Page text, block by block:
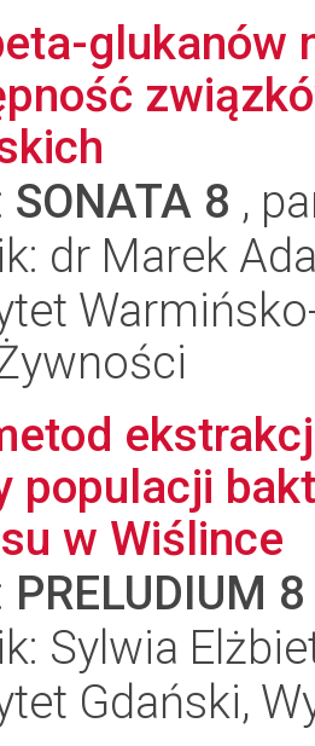
glukanów
SONATA 8 ,
dr Marek
populacji
w Wiślince
PRELUDIUM 8
Sylwia
Gdański,